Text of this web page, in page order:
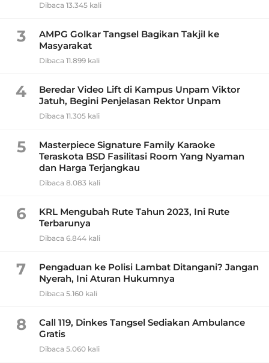
Dibaca 13.345 kali
3
AMPG Golkar Tangsel Bagikan Takjil ke
Masyarakat
Dibaca 11.899 kali
4
Beredar Video Lift di Kampus Unpam Viktor
Jatuh, Begini Penjelasan Rektor Unpam
Dibaca 11.305 kali
5
Masterpiece Signature Family Karaoke
Teraskota BSD Fasilitasi Room Yang Nyaman
dan Harga Terjangkau
Dibaca 8.083 kali
6
KRL Mengubah Rute Tahun 2023, Ini Rute
Terbarunya
Dibaca 6.844 kali
7
Pengaduan ke Polisi Lambat Ditangani? Jangan
Nyerah, Ini Aturan Hukumnya
Dibaca 5.160 kali
8
Call 119, Dinkes Tangsel Sediakan Ambulance
Gratis
Dibaca 5.060 kali